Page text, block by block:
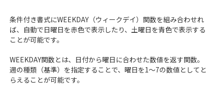
条件付き書式にWEEKDAY（ウィークデイ）関数を組み合わせれ
ば、自動で日曜日を赤色で表示したり、土曜日を青色で表示する
ことが可能です。
WEEKDAY関数とは、日付から曜日に合わせた数値を返す関数。
週の種類（基準）を指定することで、曜日を1～7の数値としてと
らえることが可能です。